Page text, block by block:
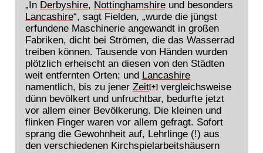
„In Derbyshire, Nottinghamshireund besonders
Lancashire“, sagt Fielden, „wurde die jüngst
erfundene Maschinerie angewandt in großen
Fabriken, dicht bei Strömen, die das Wasserrad
treiben können. Tausende von Händen wurden
plötzlich erheischt an diesen von den Städten
weit entfernten Orten; und Lancashire
namentlich, bis zu jener Zeit[+]vergleichsweise
dünn bevölkert und unfruchtbar, bedurfte jetzt
vor allem einer Bevölkerung. Die kleinen und
flinken Finger waren vor allem gefragt. Sofort
sprang die Gewohnheit auf, Lehrlinge (!) aus
den verschiedenen Kirchspielarbeitshäusern